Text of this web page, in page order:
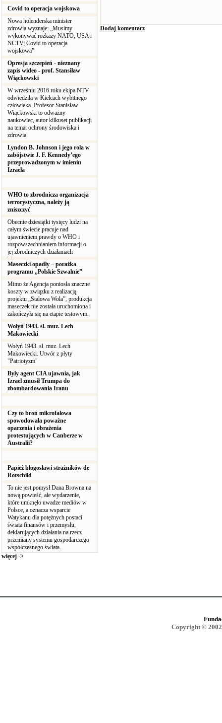
Covid to operacja wojskowa
Nowa holenderska minister
zdrowia wyznaje: „Musimy
wykonywać rozkazy NATO, USA i
NCTV; Covid to operacja
wojskowa”
Opresja szczepień - nieznany
zapis wideo - prof. Stansiław
Wiąckowski
W wrześniu 2016 roku ekipa NTV
odwiedziła w Kielcach wybitnego
człowieka. Profesor Stanisław
Wiąckowski to odważny
naukowiec, autor kilkuset publikacji
na temat ochrony środowiska i
zdrowia.
Lyndon B. Johnson i jego rola w
zabójstwie J. F. Kennedy’ego
przeprowadzonym w imieniu
Izraela
WHO to zbrodnicza organizacja
terrorystyczna, należy ją
zniszczyć
Obecnie dziesiątki tysięcy ludzi na
całym świecie pracuje nad
ujawnieniem prawdy o WHO i
rozpowszechnianiem informacji o
jej zbrodniczych działaniach
Maseczki opadły – porażka
programu „Polskie Szwalnie”
Mimo że Agencja poniosła znaczne
koszty w związku z realizacją
projektu „Stalowa Wola”, produkcja
maseczek nie została uruchomiona i
zakończyła się na etapie testowym.
Wołyń 1943. sł. muz. Lech
Makowiecki
Wołyń 1943. sł. muz. Lech
Makowiecki. Utwór z płyty
"Patriotyzm"
Były agent CIA ujawnia, jak
Izrael zmusił Trumpa do
zbombardowania Iranu
Czy to broń mikrofalowa
spowodowała poważne
oparzenia i obrażenia
protestujących w Canberze w
Australii?
Papież błogosławi strażników de
Rotschild
To nie jest pomysł Dana Browna na
nową powieść, ale wydarzenie,
które umknęło uwadze mediów w
Polsce, a oznacza wsparcie
Watykanu dla potężnych postaci
świata finansów i przemysłu,
deklarujących działania na rzecz
przemiany systemu gospodarczego
współczesnego świata.
więcej ->
Dodaj komentarz
Copyright ©